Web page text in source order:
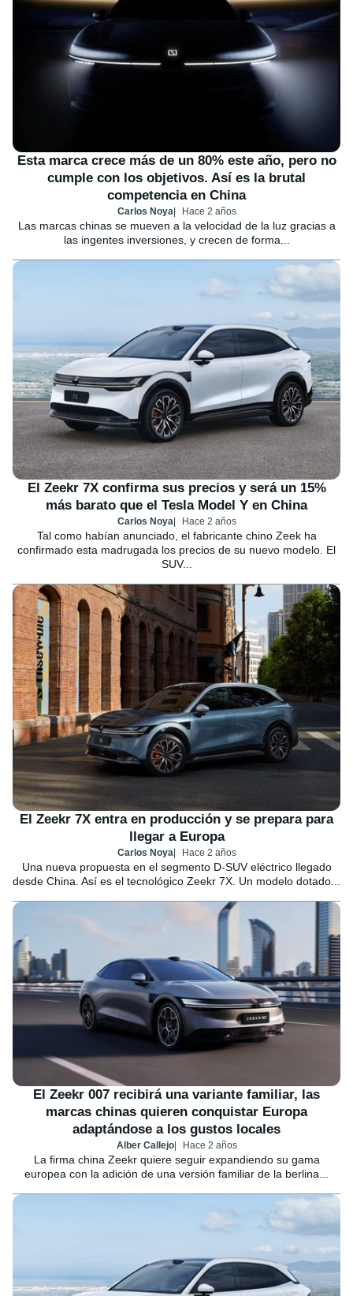
Esta marca crece más de un 80% este año, pero no
cumple con los objetivos. Así es la brutal
competencia en China
Carlos Noya Hace 2 años
Las marcas chinas se mueven a la velocidad de la luz gracias a
las ingentes inversiones, y crecen de forma...
El Zeekr 7X confirma sus precios y será un 15%
más barato que el Tesla Model Y en China
Carlos Noya Hace 2 años
Tal como habían anunciado, el fabricante chino Zeek ha
confirmado esta madrugada los precios de su nuevo modelo. El
SUV...
El Zeekr 7X entra en producción y se prepara para
llegar a Europa
Carlos Noya Hace 2 años
Una nueva propuesta en el segmento D-SUV eléctrico llegado
desde China. Así es el tecnológico Zeekr 7X. Un modelo dotado...
El Zeekr 007 recibirá una variante familiar, las
marcas chinas quieren conquistar Europa
adaptándose a los gustos locales
Alber Callejo Hace 2 años
La firma china Zeekr quiere seguir expandiendo su gama
europea con la adición de una versión familiar de la berlina...